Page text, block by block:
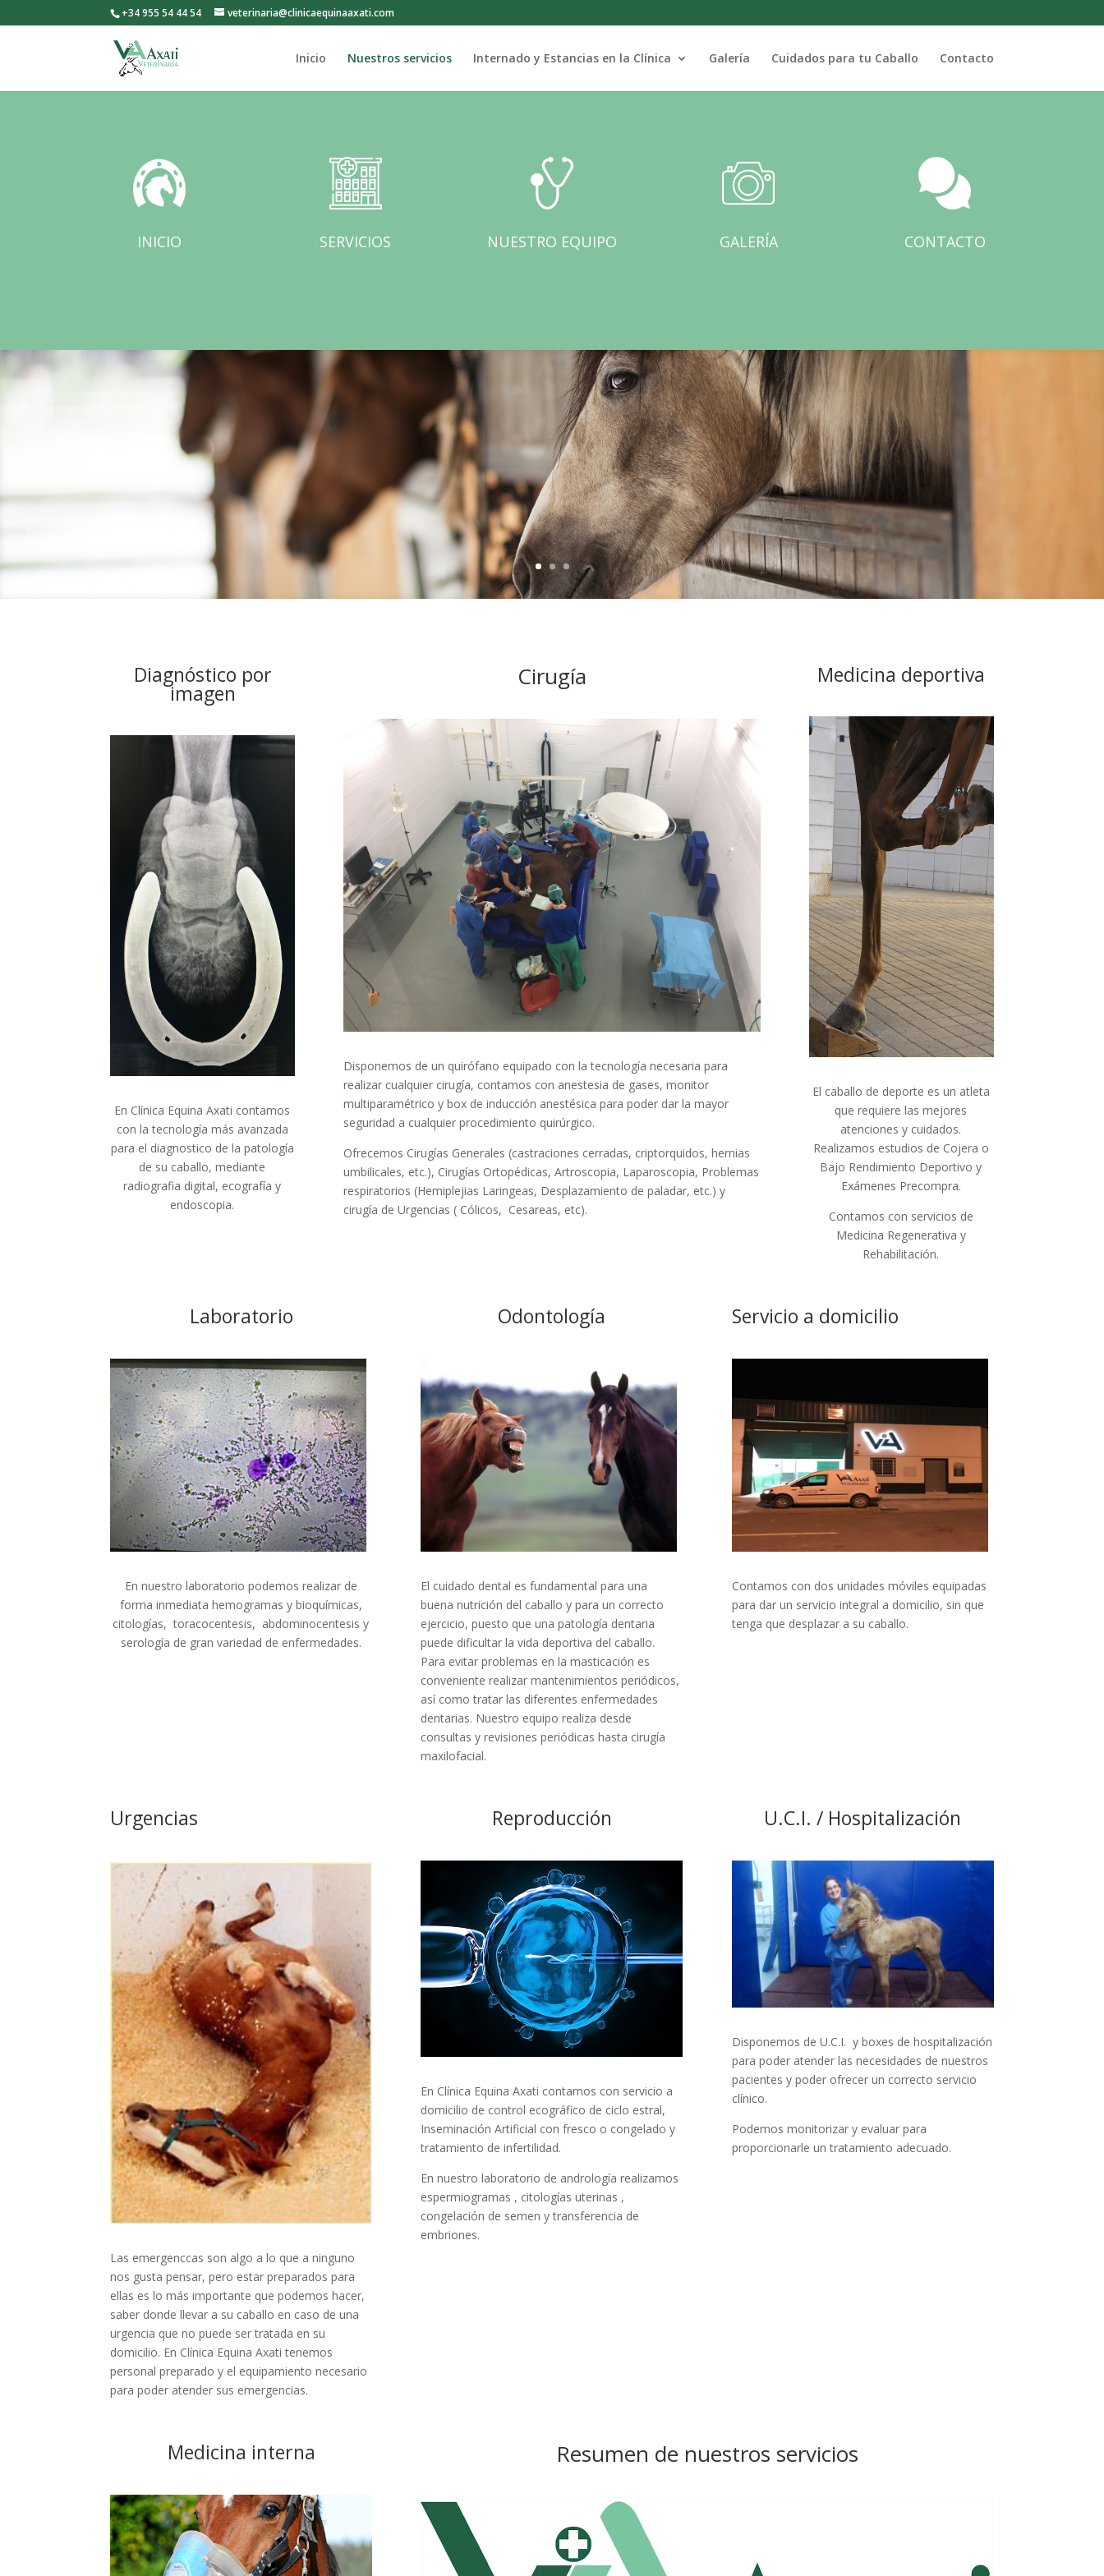
+34 955 54 44 54 veterinaria@clinicaequinaaxati.com
Inicio Nuestros servicios Internado y Estancias en la Clínica Galería Cuidados para tu Caballo Contacto
INICIO SERVICIOS NUESTRO EQUIPO GALERÍA CONTACTO
Diagnóstico por
imagen
En Clínica Equina Axati contamos
con la tecnología más avanzada
para el diagnostico de la patología
de su caballo, mediante
radiografia digital, ecografía y
endoscopia.
Cirugía
Disponemos de un quirófano equipado con la tecnología necesaria para
realizar cualquier cirugía, contamos con anestesia de gases, monitor
multiparamétrico y box de inducción anestésica para poder dar la mayor
seguridad a cualquier procedimiento quirúrgico.
Ofrecemos Cirugías Generales (castraciones cerradas, criptorquidos, hernias
umbilicales, etc.), Cirugías Ortopédicas, Artroscopia, Laparoscopia, Problemas
respiratorios (Hemiplejias Laringeas, Desplazamiento de paladar, etc.) y
cirugía de Urgencias ( Cólicos, Cesareas, etc).
Medicina deportiva
El caballo de deporte es un atleta
que requiere las mejores
atenciones y cuidados.
Realizamos estudios de Cojera o
Bajo Rendimiento Deportivo y
Exámenes Precompra.
Contamos con servicios de
Medicina Regenerativa y
Rehabilitación.
Laboratorio
En nuestro laboratorio podemos realizar de
forma inmediata hemogramas y bioquímicas,
citologías, toracocentesis, abdominocentesis y
serología de gran variedad de enfermedades.
Odontología
El cuidado dental es fundamental para una
buena nutrición del caballo y para un correcto
ejercicio, puesto que una patología dentaria
puede dificultar la vida deportiva del caballo.
Para evitar problemas en la masticación es
conveniente realizar mantenimientos periódicos,
así como tratar las diferentes enfermedades
dentarias. Nuestro equipo realiza desde
consultas y revisiones periódicas hasta cirugía
maxilofacial.
Servicio a domicilio
Contamos con dos unidades móviles equipadas
para dar un servicio integral a domicilio, sin que
tenga que desplazar a su caballo.
Urgencias
Las emergenccas son algo a lo que a ninguno
nos gusta pensar, pero estar preparados para
ellas es lo más importante que podemos hacer,
saber donde llevar a su caballo en caso de una
urgencia que no puede ser tratada en su
domicilio. En Clínica Equina Axati tenemos
personal preparado y el equipamiento necesario
para poder atender sus emergencias.
Reproducción
En Clínica Equina Axati contamos con servicio a
domicilio de control ecográfico de ciclo estral,
Inseminación Artificial con fresco o congelado y
tratamiento de infertilidad.
En nuestro laboratorio de andrología realizamos
espermiogramas , citologías uterinas ,
congelación de semen y transferencia de
embriones.
U.C.I. / Hospitalización
Disponemos de U.C.I. y boxes de hospitalización
para poder atender las necesidades de nuestros
pacientes y poder ofrecer un correcto servicio
clínico.
Podemos monitorizar y evaluar para
proporcionarle un tratamiento adecuado.
Medicina interna Resumen de nuestros servicios